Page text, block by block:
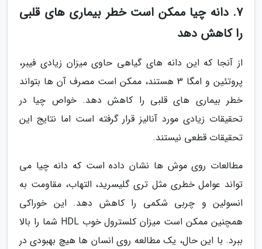
7. دانه چیا ممکن است خطر بیماری های قلبی
را کاهش دهد
از آنجا که این دانه های گیاهی حاوی میزان زیادی فیبر،
پروتئین و امگا 3 هستند، ممکن است مصرف آن ها بتواند
خطر بیماری های قلبی را کاهش دهد. خواص چیا در
تحقیقات زیادی مورد آنالیز قرار گرفته است اما نتایج این
تحقیقات قطعی نیستند.
مطالعات روی موش ها نشان داده است که دانه چیا می
تواند عوامل خطری مثل تری گلیسرید، التهاب، مقاومت به
انسولین و چربی شکمی را کاهش دهد. این خوراکی
همچنین ممکن است میزان کلسترول خوب HDL شما را بالا
ببرد. با این حال، یک مطالعه روی انسان ها هیچ بهبودی در